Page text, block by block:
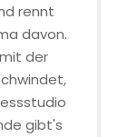
rennt
davon.
der
gibt's